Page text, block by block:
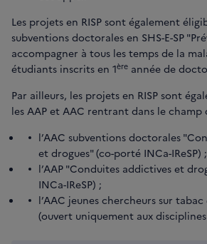
Les projets en RISP sont également
subventions doctorales en SHS-E-SP
accompagner à tous les temps de la
étudiants inscrits en 1ère année de
Par ailleurs, les projets en RISP sont
les AAP et AAC rentrant dans le champ
l’AAC subventions doctorales
et drogues" (co-porté INCa-IReSP) ;
l’AAP "Conduites addictives et
INCa-IReSP) ;
l’AAC jeunes chercheurs sur
(ouvert uniquement aux disciplines